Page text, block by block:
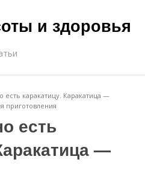
и здоровья
есть каракатицу. Каракатица —
приготовления
есть
—